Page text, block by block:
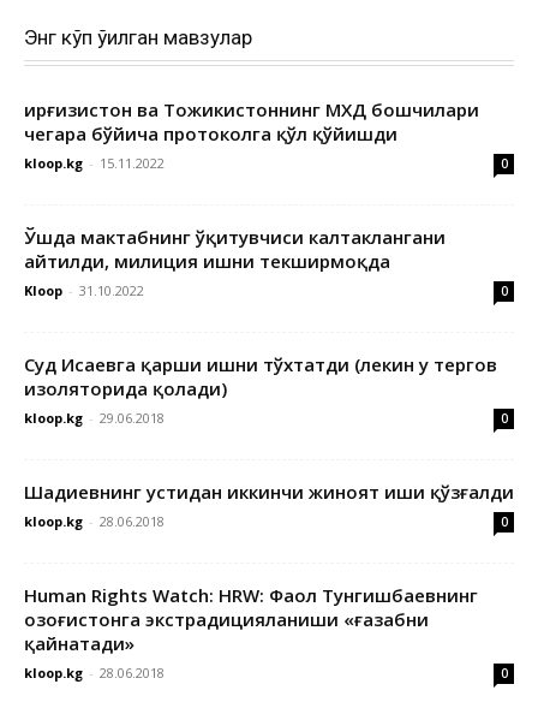
Энг кўп ўқилган мавзулар
Қирғизистон ва Тожикистоннинг МХДҚ бошчилари
чегара бўйича протоколга қўл қўйишди
kloop.kg - 15.11.2022 0
Ўшда мактабнинг ўқитувчиси калтаклангани
айтилди, милиция ишни текширмоқда
Kloop - 31.10.2022 0
Суд Исаевга қарши ишни тўхтатди (лекин у тергов
изоляторида қолади)
kloop.kg - 29.06.2018 0
Шадиевнинг устидан иккинчи жиноят иши қўзғалди
kloop.kg - 28.06.2018 0
Human Rights Watch: HRW: Фаол Тунгишбаевнинг
Қозоғистонга экстрадицияланиши «ғазабни
қайнатади»
kloop.kg - 28.06.2018 0